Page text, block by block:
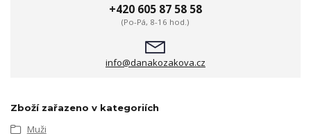
+420 605 87 58 58
(Po-Pá, 8-16 hod.)
info@danakozakova.cz
Zboží zařazeno v kategoriích
Muži